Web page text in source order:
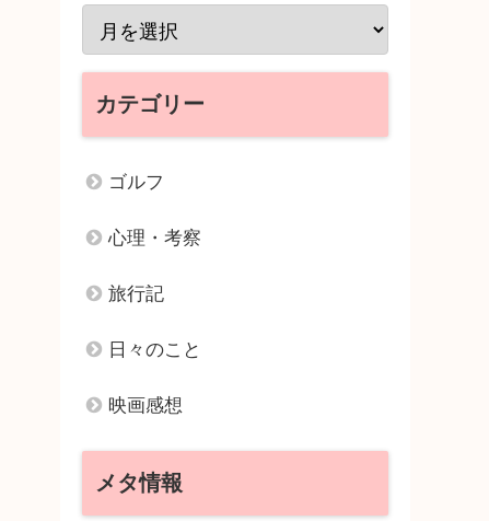
カテゴリー
ゴルフ
心理・考察
旅行記
日々のこと
映画感想
メタ情報